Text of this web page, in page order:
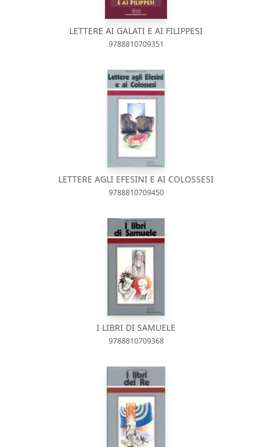
LETTERE AI GALATI E AI FILIPPESI
9788810709351
LETTERE AGLI EFESINI E AI COLOSSESI
9788810709450
I LIBRI DI SAMUELE
9788810709368